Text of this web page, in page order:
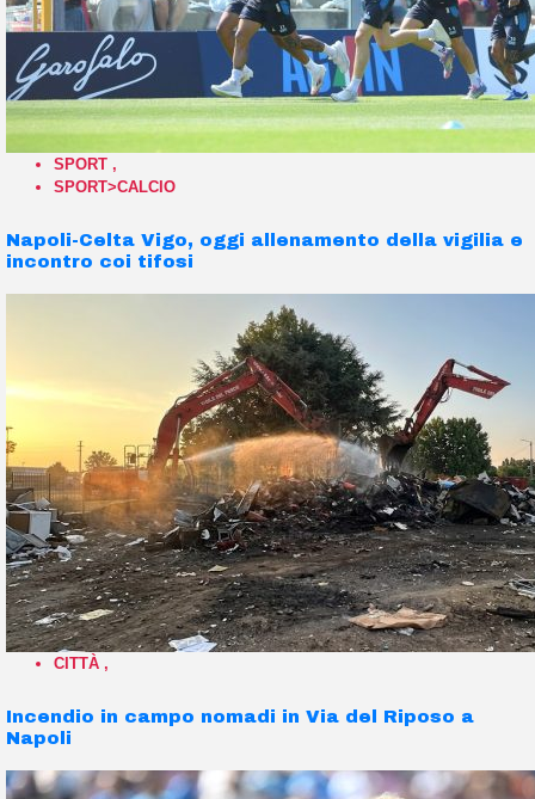
SPORT ,
SPORT>CALCIO
Napoli-Celta Vigo, oggi allenamento della vigilia e
incontro coi tifosi
CITTÀ ,
Incendio in campo nomadi in Via del Riposo a
Napoli